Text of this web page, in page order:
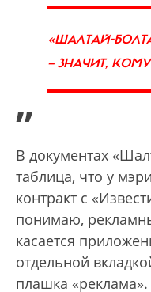
«ШАЛТАЙ-
— ЗНАЧИТ,
”
В документах
таблица, что у
контракт с
понимаю,
касается
отдельной
плашка